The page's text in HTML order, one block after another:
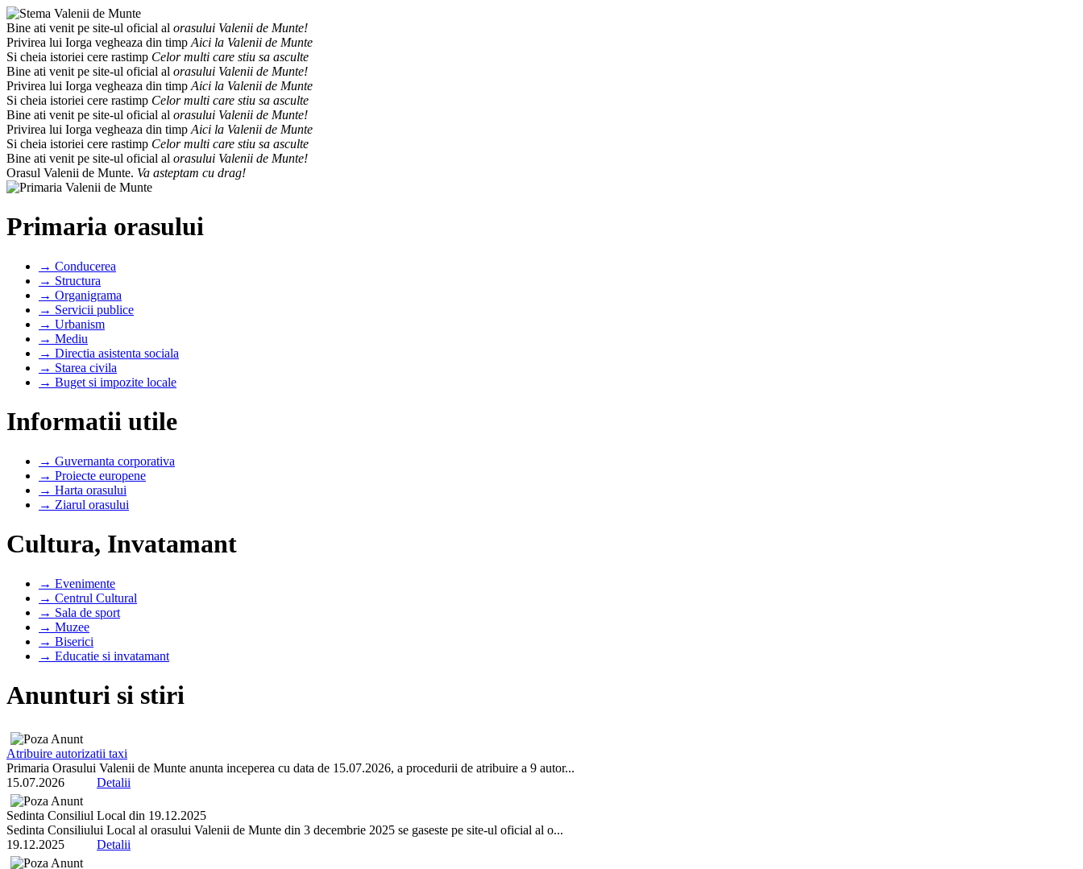
Bine ati venit pe site-ul oficial al orasului Valenii de Munte!
Privirea lui Iorga vegheaza din timp Aici la Valenii de Munte
Si cheia istoriei cere rastimp Celor multi care stiu sa asculte
Bine ati venit pe site-ul oficial al orasului Valenii de Munte!
Privirea lui Iorga vegheaza din timp Aici la Valenii de Munte
Si cheia istoriei cere rastimp Celor multi care stiu sa asculte
Bine ati venit pe site-ul oficial al orasului Valenii de Munte!
Privirea lui Iorga vegheaza din timp Aici la Valenii de Munte
Si cheia istoriei cere rastimp Celor multi care stiu sa asculte
Bine ati venit pe site-ul oficial al orasului Valenii de Munte!
Orasul Valenii de Munte. Va asteptam cu drag!
Primaria orasului
→ Conducerea
→ Structura
→ Organigrama
→ Servicii publice
→ Urbanism
→ Mediu
→ Directia asistenta sociala
→ Starea civila
→ Buget si impozite locale
Informatii utile
→ Guvernanta corporativa
→ Proiecte europene
→ Harta orasului
→ Ziarul orasului
Cultura, Invatamant
→ Evenimente
→ Centrul Cultural
→ Sala de sport
→ Muzee
→ Biserici
→ Educatie si invatamant
Anunturi si stiri
Atribuire autorizatii taxi
Primaria Orasului Valenii de Munte anunta inceperea cu data de 15.07.2026, a procedurii de atribuire a 9 autor...
15.07.2026 Detalii
Sedinta Consiliul Local din 19.12.2025
Sedinta Consiliului Local al orasului Valenii de Munte din 3 decembrie 2025 se gaseste pe site-ul oficial al o...
19.12.2025 Detalii